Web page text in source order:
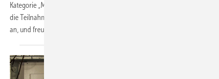
Kategorie „Markisen“ nominiert. Der belgische Hersteller sieht für sich
die Teilnahme am Innovationspreis als wichtiges Marketinginstrument
an, und freut sich über Nominierung duch die Vorjurierung.